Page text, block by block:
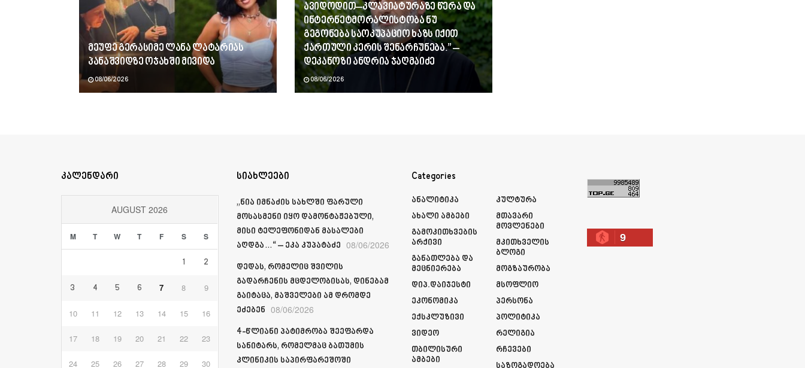
მეუფე გერასიმე ლანა ლატარიას
პანაშვიდზე ოჯახში მივიდა
08/06/2026
ავიდოდით–კლავიატურაზე წერა და
ინტერნეტმორალისტობა ნუ
გეგონება საოკუპაციო ხაზს იქით
ქართული კერის შენარჩუნება.” –
დეკანოზი ანდრია ჯაღმაიძე
08/06/2026
კალენდარი
AUGUST 2026
M T W T F S S
1 2
3 4 5 6 7 8 9
10 11 12 13 14 15 16
17 18 19 20 21 22 23
24 25 26 27 28 29 30
სიახლეები
„ნია იმნაძის სახლში ფარული
მოსასმენი იყო დამონტაჟებული,
მისი ტელეფონიდან მასალები
აღდგა…“ – ეკა კუპატაძე 08/06/2026
დედას, რომელიც შვილის
გადარჩენის მცდელობისას, დინებამ
გაიტაცა, მაშველები ამ დრომდე
ეძებენ 08/06/2026
4-წლიანი პატიმრობა შეეფარდა
სანიტარს, რომელმაც ბათუმის
კლინიკის საპირფარეშოში
Categories
Ანალიტიკა
Ახალი Ამბები
Გამოკითხვების
Არქივი
Განათლება Და
Მეცნიერება
Დიპ.დაიჯესტი
Ეკონომიკა
Ექსკლუზივი
Ვიდეო
Თბილისური
Ამბები
Კულტურა
Მთავარი
Მოვლენები
Მკითხველის
Ბლოგი
Მოგზაურობა
Მსოფლიო
Პერსონა
Პოლიტიკა
Რელიგია
Რჩევები
Საზოგადოება
9